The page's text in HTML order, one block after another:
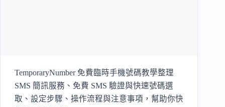
TemporaryNumber 免費臨時手機號碼教學整理
SMS 簡訊服務、免費 SMS 驗證與快速號碼選
取、設定步驟、操作流程與注意事項，幫助你快